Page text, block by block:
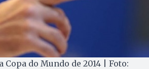
do Mundo de 2014 | Foto: